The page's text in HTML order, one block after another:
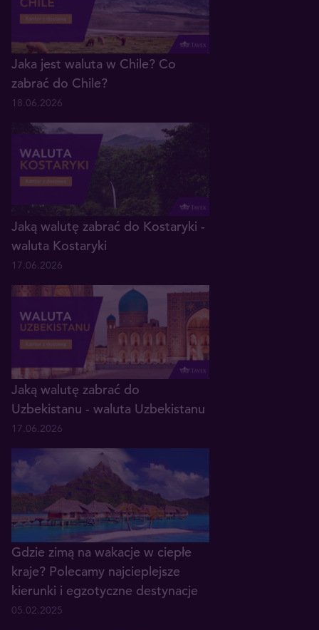
Jaka jest waluta w Chile? Co
zabrać do Chile?
18.06.2026
Jaką walutę zabrać do Kostaryki -
waluta Kostaryki
17.06.2026
Jaką walutę zabrać do
Uzbekistanu - waluta Uzbekistanu
17.06.2026
Gdzie zimą na wakacje w ciepłe
kraje? Polecamy najcieplejsze
kierunki i egzotyczne destynacje
05.02.2025